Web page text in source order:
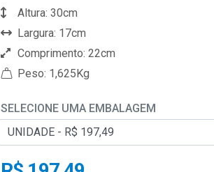
Altura: 30cm
Largura: 17cm
Comprimento: 22cm
Peso: 1,625Kg
SELECIONE UMA EMBALAGEM